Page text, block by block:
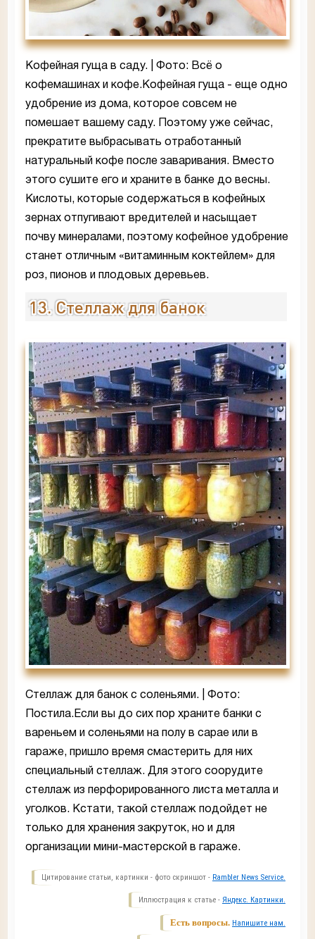
Кофейная гуща в саду. | Фото: Всё о
кофемашинах и кофе.Кофейная гуща - еще одно
удобрение из дома, которое совсем не
помешает вашему саду. Поэтому уже сейчас,
прекратите выбрасывать отработанный
натуральный кофе после заваривания. Вместо
этого сушите его и храните в банке до весны.
Кислоты, которые содержаться в кофейных
зернах отпугивают вредителей и насыщает
почву минералами, поэтому кофейное удобрение
станет отличным «витаминным коктейлем» для
роз, пионов и плодовых деревьев.
13. Стеллаж для банок
Стеллаж для банок с соленьями. | Фото:
Постила.Если вы до сих пор храните банки с
вареньем и соленьями на полу в сарае или в
гараже, пришло время смастерить для них
специальный стеллаж. Для этого соорудите
стеллаж из перфорированного листа металла и
уголков. Кстати, такой стеллаж подойдет не
только для хранения закруток, но и для
организации мини-мастерской в гараже.
Цитирование статьи, картинки - фото скриншот - Rambler News Service.
Иллюстрация к статье - Яндекс. Картинки.
Есть вопросы. Напишите нам.